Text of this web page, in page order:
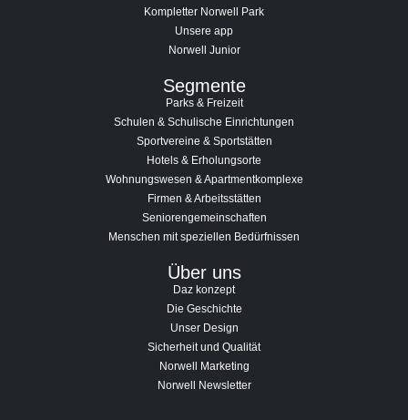
Kompletter Norwell Park
Unsere app
Norwell Junior
Segmente
Parks & Freizeit
Schulen & Schulische Einrichtungen
Sportvereine & Sportstätten
Hotels & Erholungsorte
Wohnungswesen & Apartmentkomplexe
Firmen & Arbeitsstätten
Seniorengemeinschaften
Menschen mit speziellen Bedürfnissen
Über uns
Daz konzept
Die Geschichte
Unser Design
Sicherheit und Qualität
Norwell Marketing
Norwell Newsletter